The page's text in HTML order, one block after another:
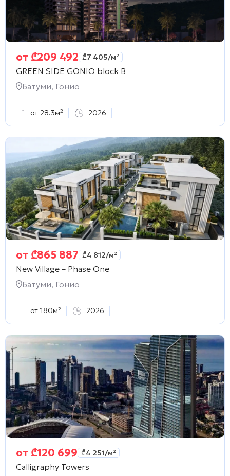
от ₾209 492 ₾7 405/м²
GREEN SIDE GONIO block B
Батуми, Гонио
от 28.3м² 2026
от ₾865 887 ₾4 812/м²
New Village – Phase One
Батуми, Гонио
от 180м² 2026
от ₾120 699 ₾4 251/м²
Calligraphy Towers